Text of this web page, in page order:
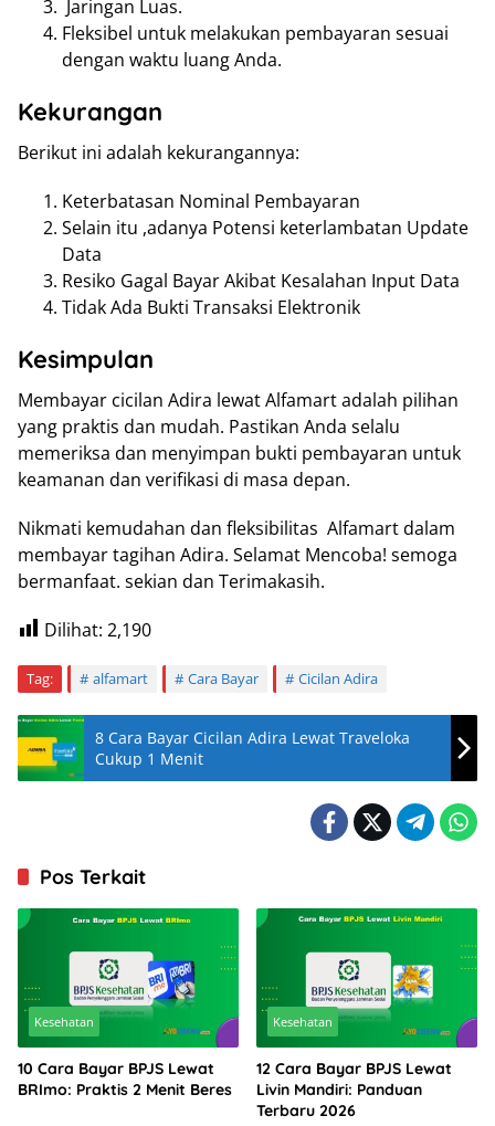
Jaringan Luas.
Fleksibel untuk melakukan pembayaran sesuai
dengan waktu luang Anda.
Kekurangan
Berikut ini adalah kekurangannya:
Keterbatasan Nominal Pembayaran
Selain itu ,adanya Potensi keterlambatan Update
Data
Resiko Gagal Bayar Akibat Kesalahan Input Data
Tidak Ada Bukti Transaksi Elektronik
Kesimpulan
Membayar cicilan Adira lewat Alfamart adalah pilihan
yang praktis dan mudah. Pastikan Anda selalu
memeriksa dan menyimpan bukti pembayaran untuk
keamanan dan verifikasi di masa depan.
Nikmati kemudahan dan fleksibilitas Alfamart dalam
membayar tagihan Adira. Selamat Mencoba! semoga
bermanfaat. sekian dan Terimakasih.
Dilihat: 2,190
Tag: alfamart Cara Bayar Cicilan Adira
8 Cara Bayar Cicilan Adira Lewat Traveloka
Cukup 1 Menit
Pos Terkait
Kesehatan
10 Cara Bayar BPJS Lewat
BRImo: Praktis 2 Menit Beres
Kesehatan
12 Cara Bayar BPJS Lewat
Livin Mandiri: Panduan
Terbaru 2026